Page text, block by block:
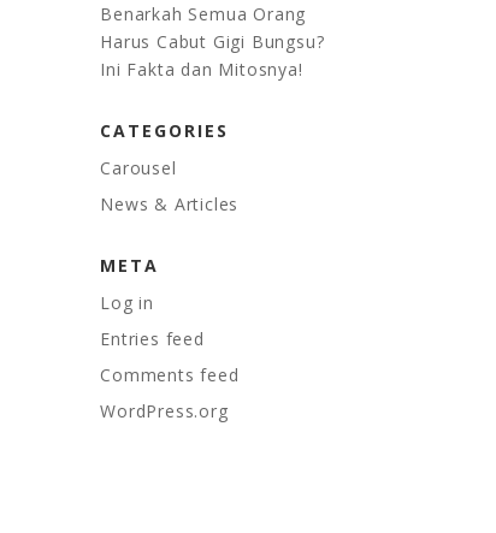
Benarkah Semua Orang
Harus Cabut Gigi Bungsu?
Ini Fakta dan Mitosnya!
CATEGORIES
Carousel
News & Articles
META
Log in
Entries feed
Comments feed
WordPress.org